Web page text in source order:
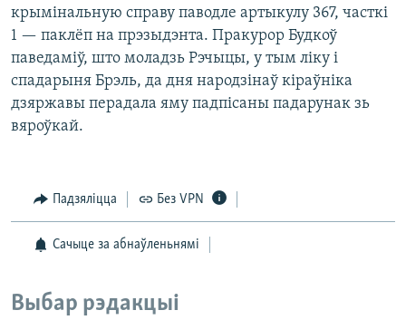
крымінальную справу паводле артыкулу 367, часткі
1 — паклёп на прэзыдэнта. Пракурор Будкоў
паведаміў, што моладзь Рэчыцы, у тым ліку і
спадарыня Брэль, да дня народзінаў кіраўніка
дзяржавы перадала яму падпісаны падарунак зь
вяроўкай.
Падзяліцца Без VPN
Сачыце за абнаўленьнямі
Выбар рэдакцыі